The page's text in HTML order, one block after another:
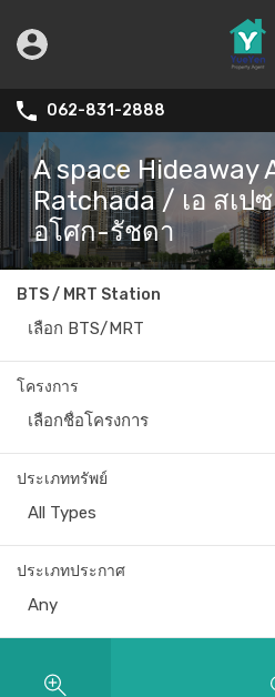
062-831-2888
A space Hideaway
Ratchada / เอ สเป
อโศก-รัชดา
BTS / MRT Station
เลือก BTS/MRT
โครงการ
เลือกชื่อโครงการ
ประเภททรัพย์
All Types
ประเภทประกาศ
Any